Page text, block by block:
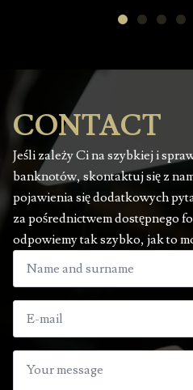
CONTACT
Jeśli zależy Ci na szybkiej i
banknotów, skontaktuj się z
pojawienia się dodatkowych
za pośrednictwem dostępnego
odpowiemy tak szybko, jak to